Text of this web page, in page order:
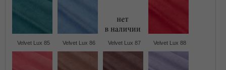
Velvet Lux 85 Velvet Lux 86 Velvet Lux 87 Velvet Lux 88